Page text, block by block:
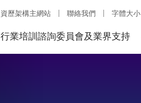
資歷架構主網站 聯絡我們 字體大小
行業培訓諮詢委員會及業界支持